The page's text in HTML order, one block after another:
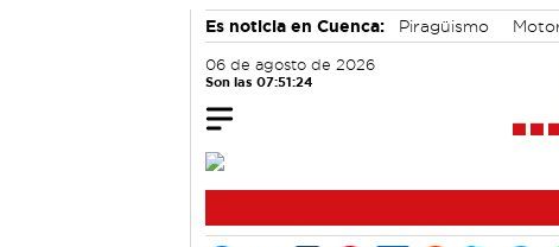
Es noticia en Cuenca: Piragüismo
06 de agosto de 2026
Son las 07:51:25